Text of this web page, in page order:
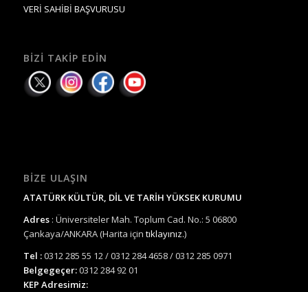
VERİ SAHİBİ BAŞVURUSU
BIZI TAKIP EDIN
BIZE ULAŞIN
ATATÜRK KÜLTÜR, DİL VE TARİH YÜKSEK KURUMU
Adres : Üniversiteler Mah. Toplum Cad. No.: 5 06800
Çankaya/ANKARA (Harita için tıklayınız.)
Tel :0312 285 55 12 / 0312 284 4658 / 0312 285 0971
Belgegeçer:0312 284 92 01
KEP Adresimiz: